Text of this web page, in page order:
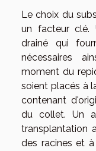
Le choix du
un facteur clé.
drainé qui
nécessaires
moment du
soient placés à
contenant
du collet. Un
transplantation
des racines et